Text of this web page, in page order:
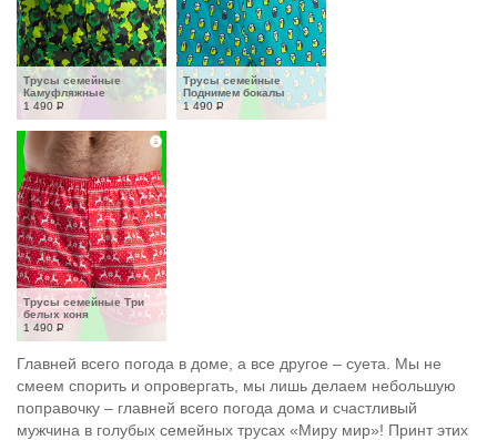
Трусы семейные
Камуфляжные
1 490 Р
Трусы семейные
Поднимем бокалы
1 490 Р
Трусы семейные Три
белых коня
1 490 Р
Главней всего погода в доме, а все другое – суета. Мы не
смеем спорить и опровергать, мы лишь делаем небольшую
поправочку – главней всего погода дома и счастливый
мужчина в голубых семейных трусах «Миру мир»! Принт этих